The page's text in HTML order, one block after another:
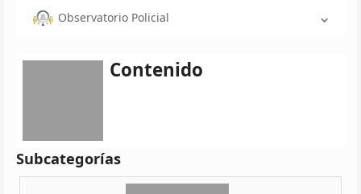
Observatorio Policial
Contenido
Subcategorías